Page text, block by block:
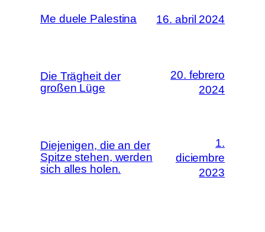
Me duele Palestina 16. abril 2024
Die Trägheit der
großen Lüge
20. febrero
2024
Diejenigen, die an der
Spitze stehen, werden
sich alles holen.
1.
diciembre
2023